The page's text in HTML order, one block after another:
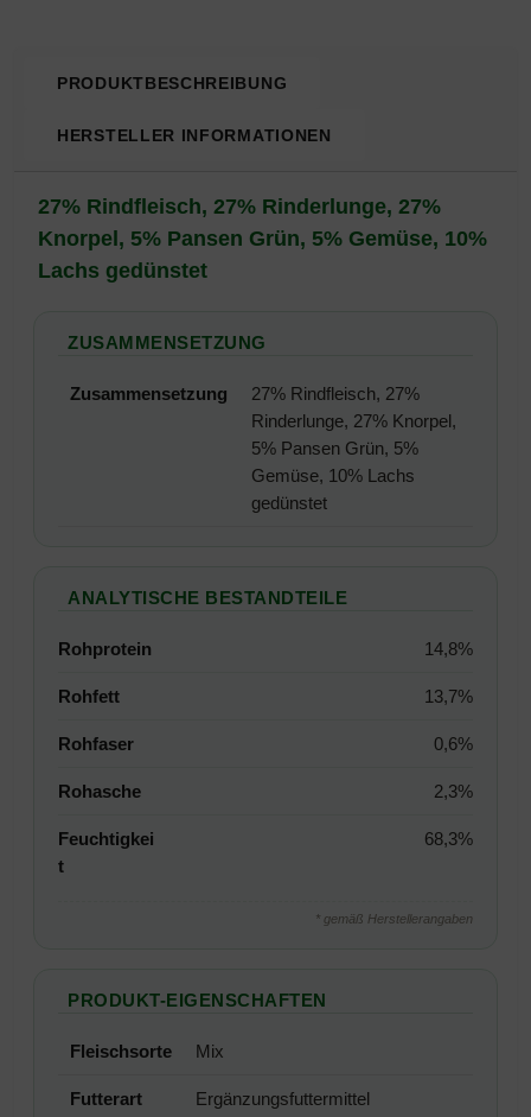
PRODUKTBESCHREIBUNG
HERSTELLER INFORMATIONEN
Produktbeschreibung
27% Rindfleisch, 27% Rinderlunge, 27%
Knorpel, 5% Pansen Grün, 5% Gemüse, 10%
Lachs gedünstet
ZUSAMMENSETZUNG
Zusammensetzung
27% Rindfleisch, 27%
Rinderlunge, 27% Knorpel,
5% Pansen Grün, 5%
Gemüse, 10% Lachs
gedünstet
ANALYTISCHE BESTANDTEILE
Rohprotein 14,8%
Rohfett 13,7%
Rohfaser 0,6%
Rohasche 2,3%
Feuchtigkei
t
68,3%
* gemäß Herstellerangaben
PRODUKT-EIGENSCHAFTEN
Fleischsorte Mix
Futterart Ergänzungsfuttermittel